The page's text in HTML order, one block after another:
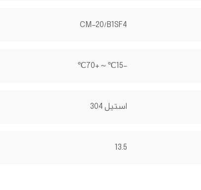
CM-20/B1SF4
-15℃～+70℃
استیل 304
13.5